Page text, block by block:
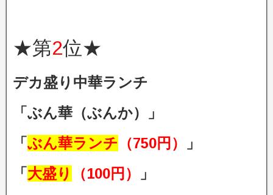
★第2位★
デカ盛り中華ランチ
「ぶん華（ぶんか）」
「 ぶん華ランチ （750円）
」
「 大盛り （100円） 」